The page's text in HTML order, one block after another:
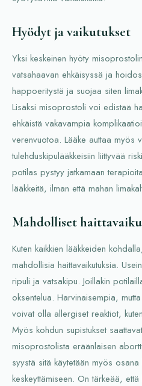
Hyödyt ja vaikutukset
Yksi keskeinen hyöty
vatsahaavan ehkäisyssä ja
happoeritystä ja suojaa siten
Lisäksi misoprostoli voi edistää
ehkäistä vakavampia
verenvuotoa. Lääke auttaa myös
tulehduskipulääkkeisiin liittyvää
potilas pystyy jatkamaan
lääkkeitä, ilman että mahan
Mahdolliset
Kuten kaikkien lääkkeiden
mahdollisia haittavaikutuksia.
ripuli ja vatsakipu. Joillakin
oksentelua. Harvinaisempia,
voivat olla allergiset reaktiot,
Myös kohdun supistukset
misoprostolista eräänlaisen
syystä sitä käytetään myös
keskeyttämiseen. On tärkeää,